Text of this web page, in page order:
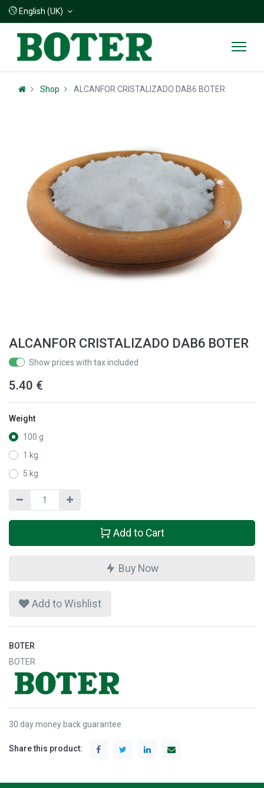
English (UK)
Shop ALCANFOR CRISTALIZADO DAB6 BOTER
ALCANFOR CRISTALIZADO DAB6 BOTER
Show prices with tax included
5.40 €
Weight
100 g
1 kg
5 kg
Add to Cart
Buy Now
Add to Wishlist
BOTER
BOTER
30 day money back guarantee
Share this product: